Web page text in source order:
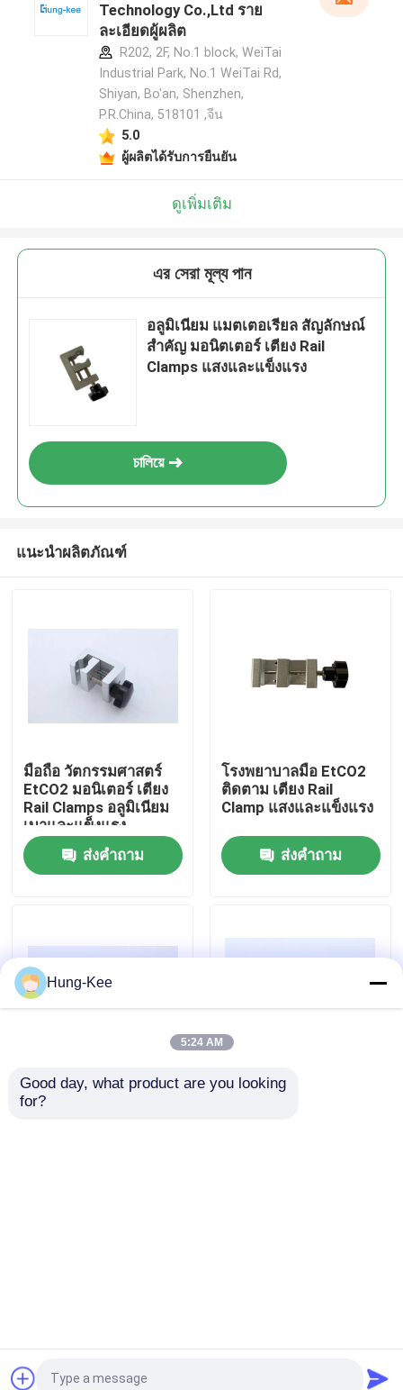
บ้าน
วิดีโอ
เกี่ยวกับเรา
ทุกกรณี
Technology Co.,Ltd ราย
ละเอียดผู้ผลิต
R202, 2F, No.1 block, WeiTai
Industrial Park, No.1 WeiTai Rd,
Shiyan, Bo'an, Shenzhen,
P.R.China, 518101​​​​​​​ ,จีน
5.0
ผู้ผลิตได้รับการยืนยัน
ดูเพิ่มเติม
এর সেরা মূল্য পান
อลูมิเนียม แมตเตอเรียล สัญลักษณ์
สําคัญ มอนิตเตอร์ เตียง Rail
Clamps แสงและแข็งแรง
চালিয়ে
แนะนำผลิตภัณฑ์
มือถือ วัตกรรมศาสตร์
EtCO2 มอนิเตอร์ เตียง
Rail Clamps อลูมิเนียม
เบาและแข็งแรง
ส่งคำถาม
โรงพยาบาลมือ EtCO2
ติดตาม เตียง Rail
Clamp แสงและแข็งแรง
ส่งคำถาม
เครื่องติดตามผู้ป่วยแบบ
พกพา ที่สามารถสวมใส่
แสงและแข็งแรงมือถือ
Electronic Technology Co.,Ltd. All Rights
Hung-Kee
5:24 AM
Good day, what product are you looking
for?